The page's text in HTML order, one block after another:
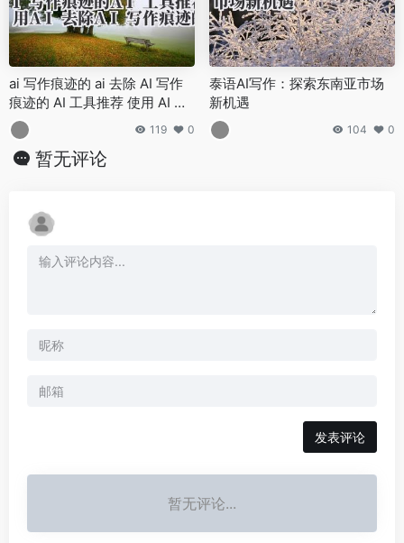
ai 写作痕迹的 ai 去除 AI 写作
痕迹的 AI 工具推荐 使用 AI 去
除 AI 写作痕迹的方法
119 0
泰语AI写作：探索东南亚市场
新机遇
104 0
暂无评论
发表评论
暂无评论...